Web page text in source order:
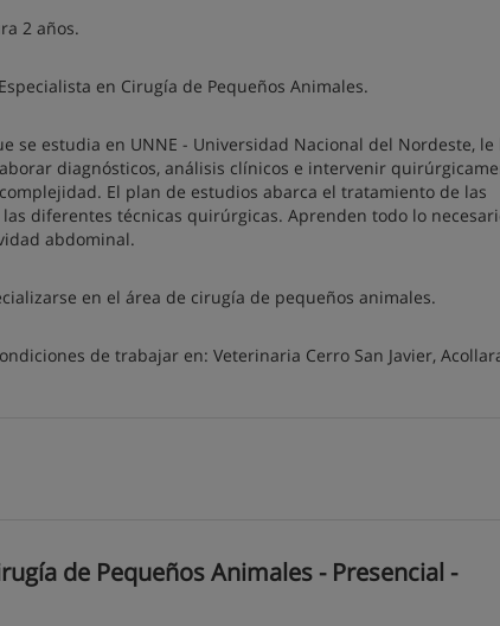
2 años.
en Cirugía de Pequeños Animales.
se estudia en UNNE - Universidad Nacional del Nordeste,
diagnósticos, análisis clínicos e intervenir
El plan de estudios abarca el tratamiento de las
diferentes técnicas quirúrgicas. Aprenden todo lo
abdominal.
en el área de cirugía de pequeños animales.
de trabajar en: Veterinaria Cerro San Javier,
de Pequeños Animales - Presencial -